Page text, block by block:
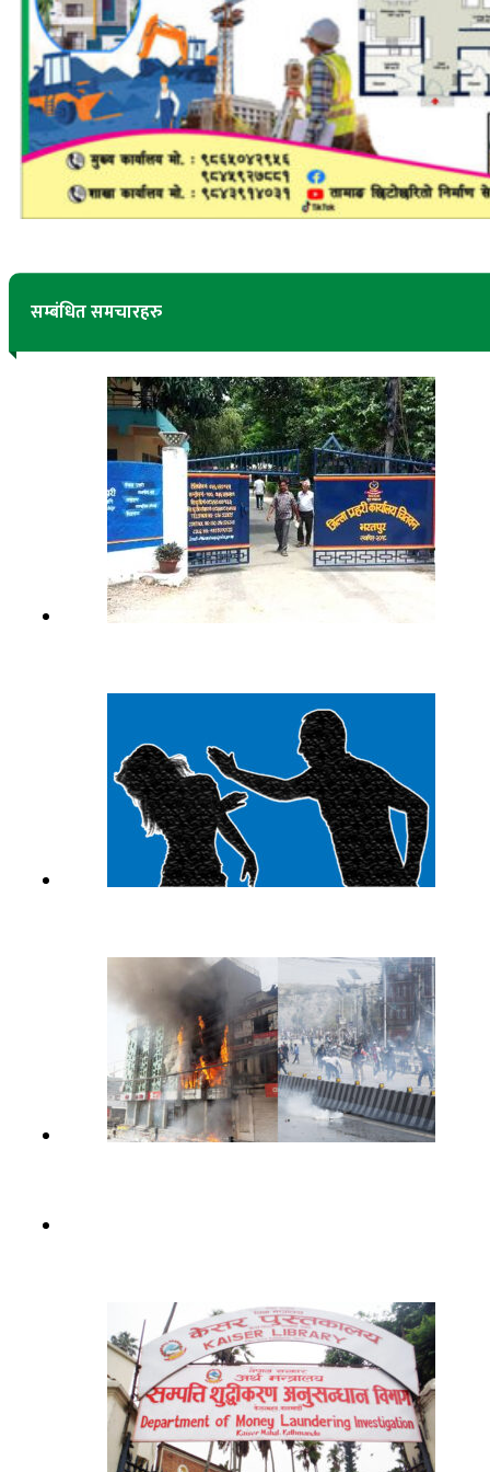
सम्बंधित समचारहरु